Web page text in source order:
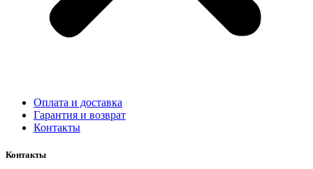
Оплата и доставка
Гарантия и возврат
Контакты
Контакты